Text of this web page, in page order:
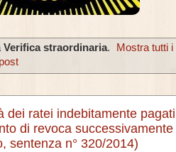
Verifica straordinaria.
Mostra tutti i
post
dei ratei indebitamente pagati
di revoca successivamente
sentenza n° 320/2014)